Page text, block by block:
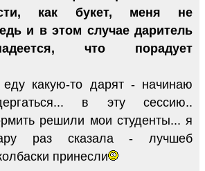
как букет, меня не
и в этом случае даритель
что порадует
какую-то дарят - начинаю
в эту сессию..
решили мои студенты... я
раз сказала - лучшеб
принесли